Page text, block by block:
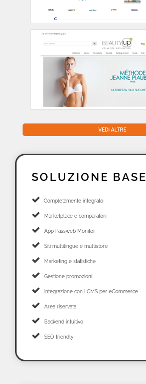
VEDI ALTRE
SOLUZIONE BASE
Completamente integrato
Marketplace e comparatori
App Passweb Monitor
Siti multilingue e multistore
Marketing e statistiche
Gestione promozioni
Integrazione con i CMS per eCommerce
Area riservata
Backend intuitivo
SEO friendly